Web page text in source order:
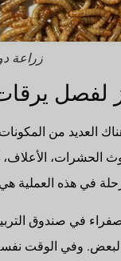
زراعة
لفصل
العديد من
الحشرات،
في هذه العملية
في صندوق
البعض. وفي الوقت